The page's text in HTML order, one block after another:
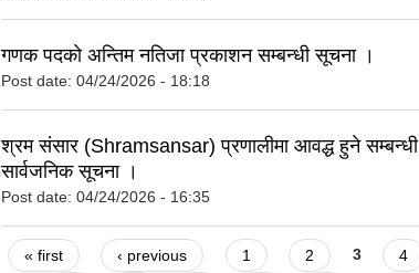
गणक पदको अन्तिम नतिजा प्रकाशन सम्बन्धी सूचना ।
Post date: 04/24/2026 - 18:18
श्रम संसार (Shramsansar) प्रणालीमा आवद्ध हुने सम्बन्धी
सार्वजनिक सूचना ।
Post date: 04/24/2026 - 16:35
Pages
« first ‹ previous 1 2 3
4